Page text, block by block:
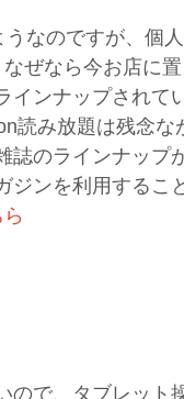
なのですが、個人
ぜなら今お店に置
インナップされて
読み放題は残念な
誌のラインナップ
ンを利用するこ
ので、タブレット